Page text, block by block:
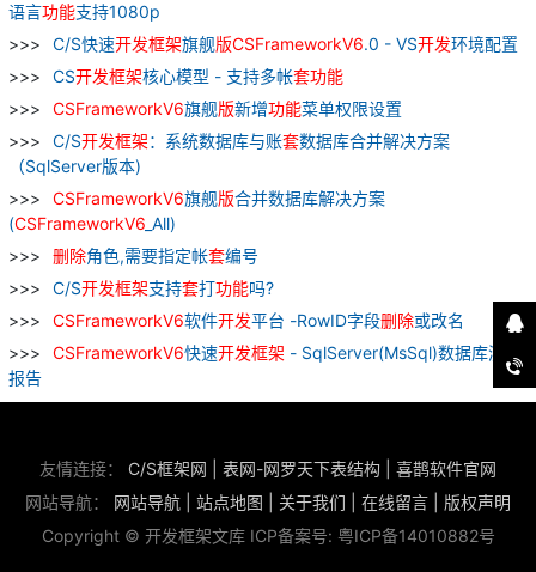
语言功能支持1080p
C/S快速开发框架旗舰版CSFrameworkV6.0 - VS开发环境配置
CS开发框架核心模型 - 支持多帐套功能
CSFrameworkV6旗舰版新增功能菜单权限设置
C/S开发框架：系统数据库与账套数据库合并解决方案
（SqlServer版本)
CSFrameworkV6旗舰版合并数据库解决方案
(CSFrameworkV6 _All)
删除角色,需要指定帐套编号
C/S开发框架支持套打功能吗?
CSFrameworkV6软件开发平台 -RowID字段删除或改名
CSFrameworkV6快速开发框架 - SqlServer(MsSql)数据库测试
报告
友情连接： C/S框架网 表网-网罗天下表结构
喜鹊软件官网
网站导航： 网站导航 站点地图 关于我们 在线留言
版权声明
Copyright © 开发框架文库 ICP备案号: 粤ICP备14010882号